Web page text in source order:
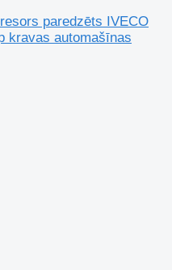
paredzēts IVECO
kravas automašīnas